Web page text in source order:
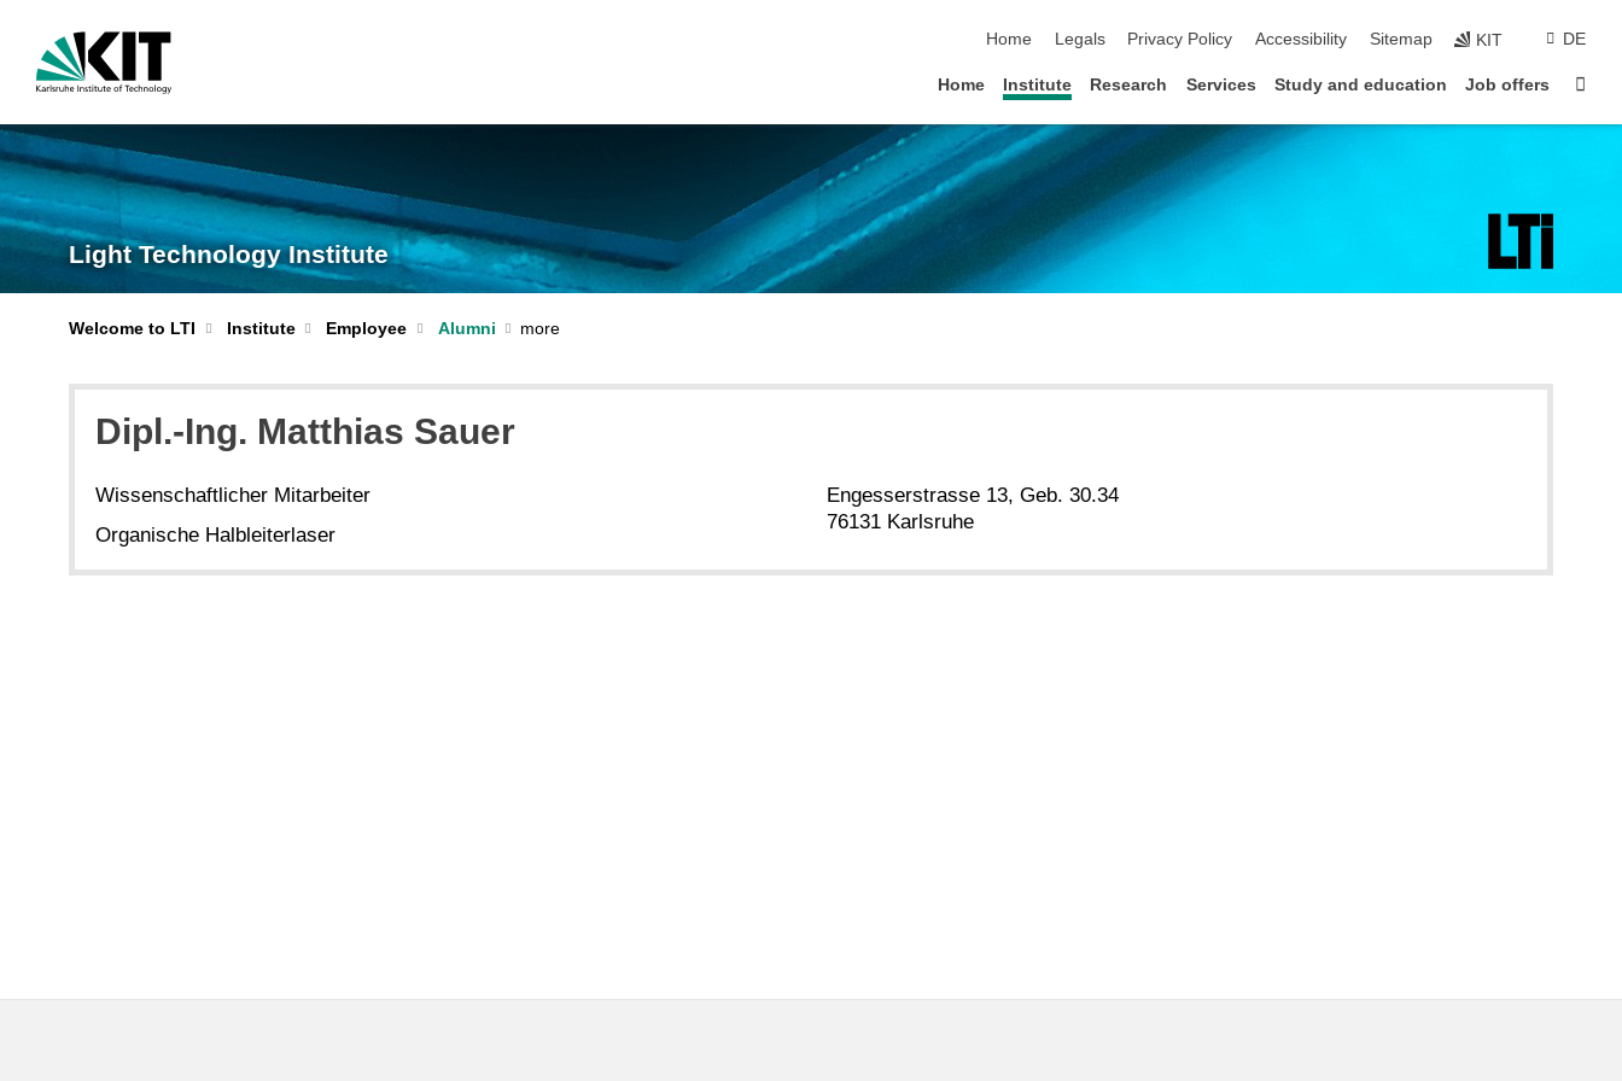
Home
Legals Privacy Policy Accessibility Sitemap KIT DE
Home Institute Research Services Study and education Job offers
Light Technology Institute
Welcome to LTI Institute Employee Alumni
Dipl.-Ing. Matthias Sauer
Wissenschaftlicher Mitarbeiter
Organische Halbleiterlaser
Engesserstrasse 13, Geb. 30.34
76131 Karlsruhe